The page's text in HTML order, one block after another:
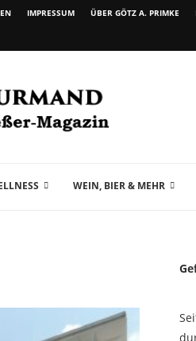
IMPRESSUM ÜBER GÖTZ A. PRIMKE
WEIN, BIER & MEHR